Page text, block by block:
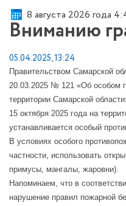
8 августа 2026 года
Вниманию
05.04.2025, 13:24
Правительством Самарской
20.03.2025 № 121 «Об особом
территории Самарской
15 октября 2025 года на
устанавливается особый
В условиях особого
частности, использовать
примусы, мангалы, жаровни).
Напоминаем, что в
нарушение правил пожарной